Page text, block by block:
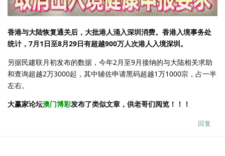
香港与大陆恢复通关后，大批港人涌入深圳消费。香港入境事务处
统计，7月1日至8月29日有超越900万人次港人入境深圳。
另据民建联月初发布的数据，今年2月至9月接纳的与大陆相关求助
和查询超越2万3000起，其中辅佐申请黑码超越1万1000宗，占一半
左右。
大赢家论坛澳门博彩发布了类似文章，供老哥们阅览！！！
回复